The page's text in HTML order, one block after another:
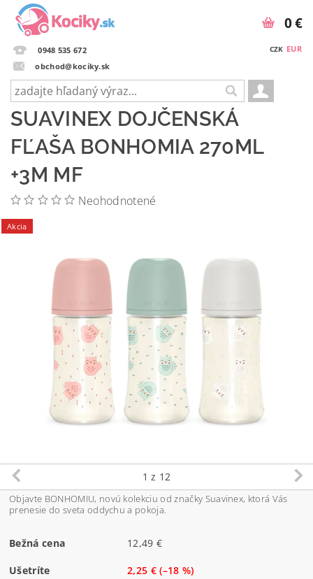
0948 535 672
obchod@kociky.sk
CZK EUR
0 €
SUAVINEX DOJČENSKÁ
FĽAŠA BONHOMIA 270ML
+3M MF
Neohodnotené
Akcia
1 z 12
Objavte BONHOMIU, novú kolekciu od značky Suavinex, ktorá Vás
prenesie do sveta oddychu a pokoja.
Bežná cena 12,49 €
Ušetríte 2,25 €(–18 %)